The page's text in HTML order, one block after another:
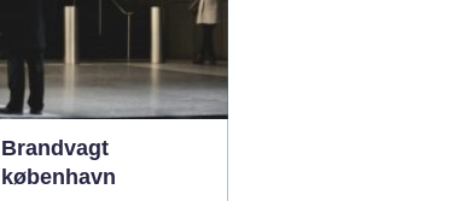
Brandvagt
københavn